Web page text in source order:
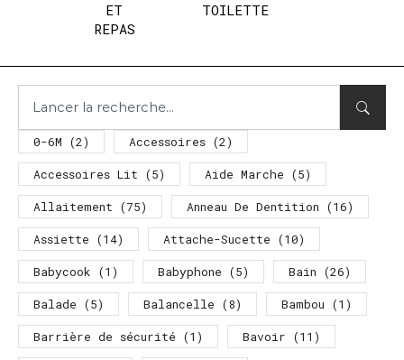
ET
REPAS
TOILETTE
0-6M (2) Accessoires (2)
Accessoires Lit (5) Aide Marche (5)
Allaitement (75) Anneau De Dentition (16)
Assiette (14) Attache-Sucette (10)
Babycook (1) Babyphone (5) Bain (26)
Balade (5) Balancelle (8) Bambou (1)
Barrière de sécurité (1) Bavoir (11)